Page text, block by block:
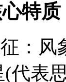
特质
：风
代表